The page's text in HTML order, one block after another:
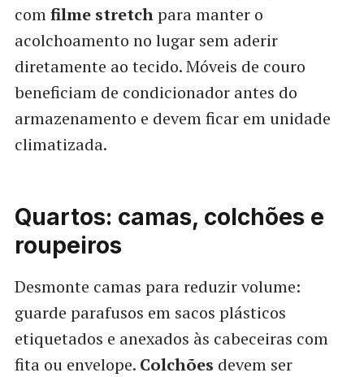
comfilme stretchpara manter o
acolchoamento no lugar sem aderir
diretamente ao tecido. Móveis de couro
beneficiam de condicionador antes do
armazenamento e devem ficar em unidade
climatizada.
Quartos: camas, colchões e
roupeiros
Desmonte camas para reduzir volume:
guarde parafusos em sacos plásticos
etiquetados e anexados às cabeceiras com
fita ou envelope. Colchões devem ser